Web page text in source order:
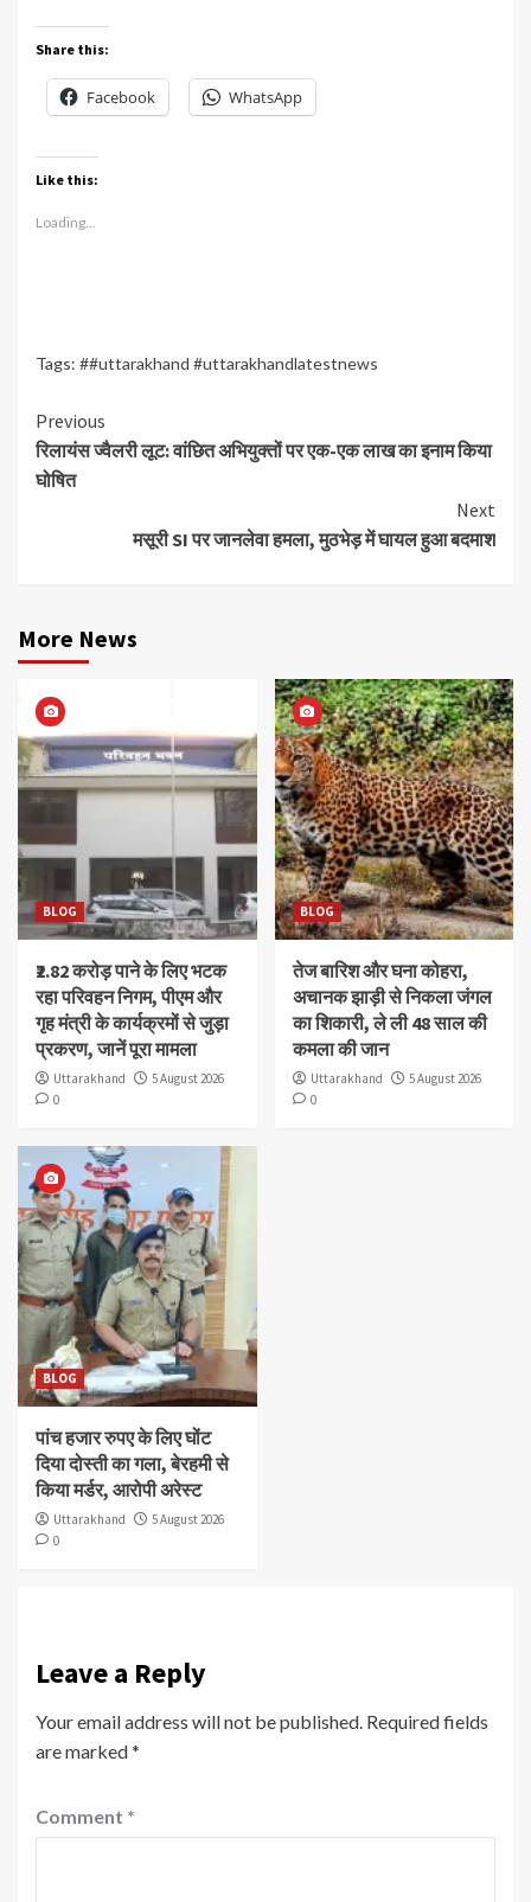
Share this:
Facebook WhatsApp
Like this:
Loading...
Tags: ##uttarakhand #uttarakhandlatestnews
Continue
Reading
Previous
रिलायंस ज्वैलरी लूट: वांछित अभियुक्तों पर एक-एक लाख का इनाम किया
घोषित
Next
मसूरी SI पर जानलेवा हमला, मुठभेड़ में घायल हुआ बदमाश
More News
BLOG
₹2.82 करोड़ पाने के लिए भटक
रहा परिवहन निगम, पीएम और
गृह मंत्री के कार्यक्रमों से जुड़ा
प्रकरण, जानें पूरा मामला
Uttarakhand
5 August 2026
0
BLOG
तेज बारिश और घना कोहरा,
अचानक झाड़ी से निकला जंगल
का शिकारी, ले ली 48 साल की
कमला की जान
Uttarakhand
5 August 2026
0
BLOG
पांच हजार रुपए के लिए घोंट
दिया दोस्ती का गला, बेरहमी से
किया मर्डर, आरोपी अरेस्ट
Uttarakhand
5 August 2026
0
Leave a Reply
Your email address will not be published. Required fields
are marked*
Comment *